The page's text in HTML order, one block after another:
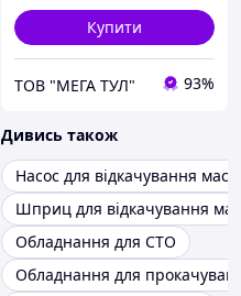
Купити
ТОВ "МЕГА ТУЛ" 93%
Дивись також
Насос для відкачування
Шприц для відкачування
Обладнання для СТО
Обладнання для